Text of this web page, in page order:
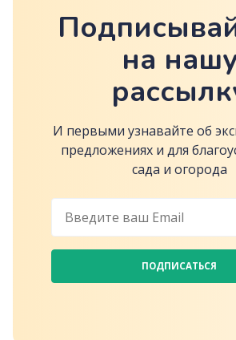
на
И первыми узнавайте об
предложениях и для
сада и огорода
ПОДПИСАТЬСЯ